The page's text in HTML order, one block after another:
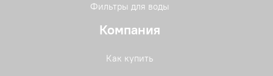
Фильтры для воды
Компания
Как купить